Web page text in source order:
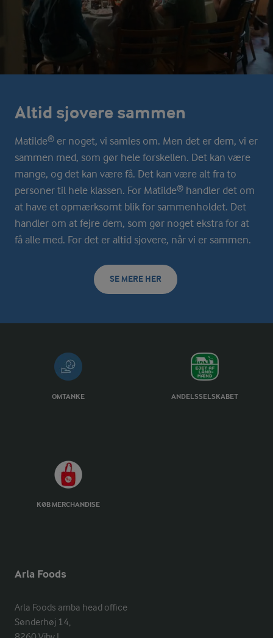
Altid sjovere sammen
Matilde® er noget, vi samles om. Men det er dem, vi er
sammen med, som gør hele forskellen. Det kan være
mange, og det kan være få. Det kan være alt fra to
personer til hele klassen. For Matilde® handler det om
at have et opmærksomt blik for sammenholdet. Det
handler om at fejre dem, som gør noget ekstra for at
få alle med. For det er altid sjovere, når vi er sammen.
SE MERE HER
OMTANKE ANDELSSELSKABET
KØB MERCHANDISE
Arla Foods
Arla Foods amba head office
Sønderhøj 14,